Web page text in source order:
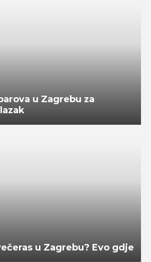
u Zagrebu za
u Zagrebu? Evo gdje